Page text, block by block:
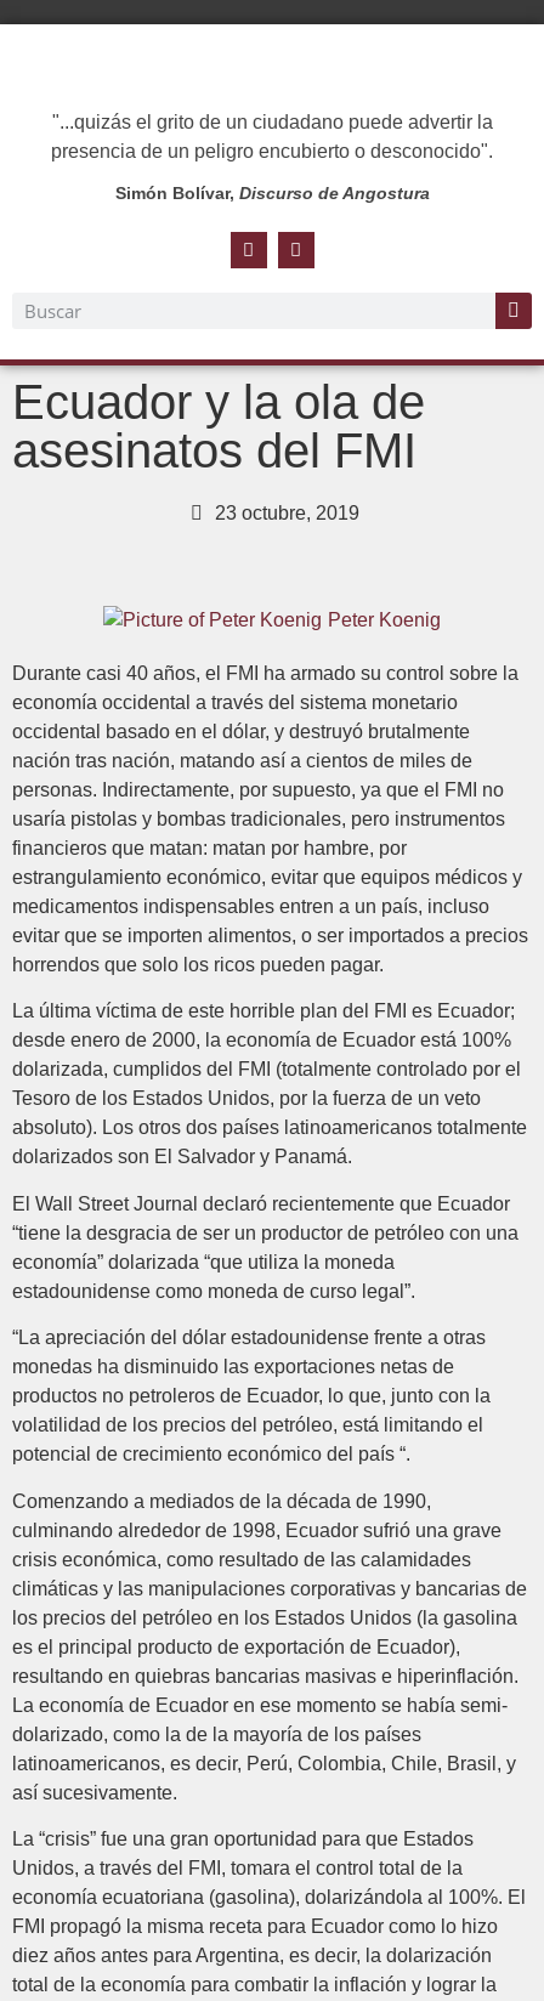
"...quizás el grito de un ciudadano puede advertir la
presencia de un peligro encubierto o desconocido".
Simón Bolívar, Discurso de Angostura
Ecuador y la ola de
asesinatos del FMI
23 octubre, 2019
Peter Koenig
Durante casi 40 años, el FMI ha armado su control sobre la
economía occidental a través del sistema monetario
occidental basado en el dólar, y destruyó brutalmente
nación tras nación, matando así a cientos de miles de
personas. Indirectamente, por supuesto, ya que el FMI no
usaría pistolas y bombas tradicionales, pero instrumentos
financieros que matan: matan por hambre, por
estrangulamiento económico, evitar que equipos médicos y
medicamentos indispensables entren a un país, incluso
evitar que se importen alimentos, o ser importados a precios
horrendos que solo los ricos pueden pagar.
La última víctima de este horrible plan del FMI es Ecuador;
desde enero de 2000, la economía de Ecuador está 100%
dolarizada, cumplidos del FMI (totalmente controlado por el
Tesoro de los Estados Unidos, por la fuerza de un veto
absoluto). Los otros dos países latinoamericanos totalmente
dolarizados son El Salvador y Panamá.
El Wall Street Journal declaró recientemente que Ecuador
“tiene la desgracia de ser un productor de petróleo con una
economía” dolarizada “que utiliza la moneda
estadounidense como moneda de curso legal”.
“La apreciación del dólar estadounidense frente a otras
monedas ha disminuido las exportaciones netas de
productos no petroleros de Ecuador, lo que, junto con la
volatilidad de los precios del petróleo, está limitando el
potencial de crecimiento económico del país “.
Comenzando a mediados de la década de 1990,
culminando alrededor de 1998, Ecuador sufrió una grave
crisis económica, como resultado de las calamidades
climáticas y las manipulaciones corporativas y bancarias de
los precios del petróleo en los Estados Unidos (la gasolina
es el principal producto de exportación de Ecuador),
resultando en quiebras bancarias masivas e hiperinflación.
La economía de Ecuador en ese momento se había semi-
dolarizado, como la de la mayoría de los países
latinoamericanos, es decir, Perú, Colombia, Chile, Brasil, y
así sucesivamente.
La “crisis” fue una gran oportunidad para que Estados
Unidos, a través del FMI, tomara el control total de la
economía ecuatoriana (gasolina), dolarizándola al 100%. El
FMI propagó la misma receta para Ecuador como lo hizo
diez años antes para Argentina, es decir, la dolarización
total de la economía para combatir la inflación y lograr la